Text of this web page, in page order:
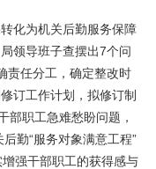
化为机关后勤服务保障
领导班子查摆出7个问
责任分工，确定整改时
订工作计划，拟修订制
部职工急难愁盼问题，
勤“服务对象满意工程”
强干部职工的获得感与